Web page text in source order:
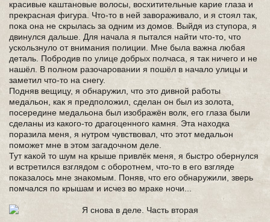
красивые каштановые волосы, восхитительные карие глаза и
прекрасная фигура. Что-то в ней завораживало, и я стоял так,
пока она не скрылась за одним из домов. Выйдя из ступора, я
двинулся дальше. Для начала я пытался найти что-то, что
ускользнуло от внимания полиции. Мне была важна любая
деталь. Побродив по улице добрых полчаса, я так ничего и не
нашёл. В полном разочаровании я пошёл в начало улицы и
заметил что-то на снегу.
Подняв вещицу, я обнаружил, что это дивной работы
медальон, как я предположил, сделан он был из золота,
посередине медальона был изображён волк, его глаза были
сделаны из какого-то драгоценного камня. Эта находка
поразила меня, я нутром чувствовал, что этот медальон
поможет мне в этом загадочном деле.
Тут какой то шум на крыше привлёк меня, я быстро обернулся
и встретился взглядом с оборотнем, что-то в его взгляде
показалось мне знакомым. Поняв, что его обнаружили, зверь
помчался по крышам и исчез во мраке ночи...